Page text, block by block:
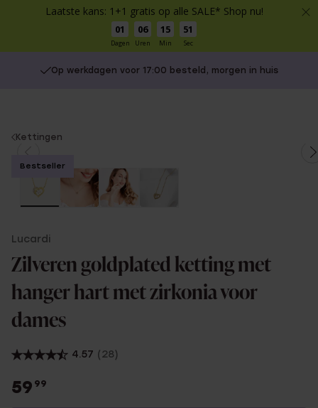
Laatste kans: 1+1 gratis op alle SALE* Shop nu!
01
Dagen
06
Uren
15
Min
51
Sec
Op werkdagen voor 17:00 besteld, morgen in huis
You
here:
Kettingen
Bestseller
Lucardi
Zilveren goldplated ketting met
hanger hart met zirkonia voor
dames
4.57 (28)
59 99